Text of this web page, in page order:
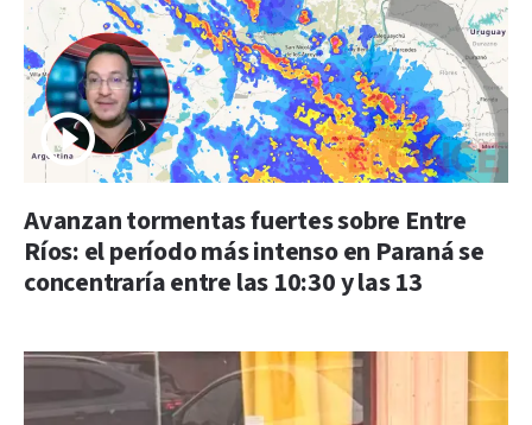
Avanzan tormentas fuertes sobre Entre
Ríos: el período más intenso en Paraná se
concentraría entre las 10:30 y las 13